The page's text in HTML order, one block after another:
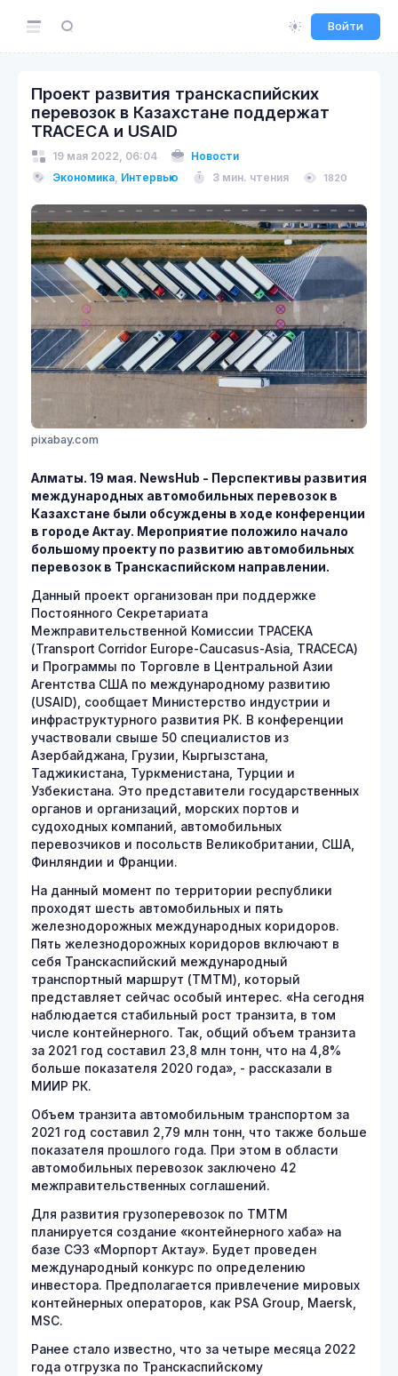
Войти
Проект развития транскаспийских
перевозок в Казахстане поддержат
TRACECA и USAID
19 мая 2022, 06:04
Новости
Экономика, Интервью 3 мин. чтения 1820
pixabay.com
Алматы. 19 мая. NewsHub - Перспективы развития
международных автомобильных перевозок в
Казахстане были обсуждены в ходе конференции
в городе Актау. Мероприятие положило начало
большому проекту по развитию автомобильных
перевозок в Транскаспийском направлении.
Данный проект организован при поддержке
Постоянного Секретариата
Межправительственной Комиссии ТРАСЕКА
(Transport Corridor Europe-Caucasus-Asia, TRACECA)
и Программы по Торговле в Центральной Азии
Агентства США по международному развитию
(USAID), сообщает Министерство индустрии и
инфраструктурного развития РК. В конференции
участвовали свыше 50 специалистов из
Азербайджана, Грузии, Кыргызстана,
Таджикистана, Туркменистана, Турции и
Узбекистана. Это представители государственных
органов и организаций, морских портов и
судоходных компаний, автомобильных
перевозчиков и посольств Великобритании, США,
Финляндии и Франции.
На данный момент по территории республики
проходят шесть автомобильных и пять
железнодорожных международных коридоров.
Пять железнодорожных коридоров включают в
себя Транскаспийский международный
транспортный маршрут (ТМТМ), который
представляет сейчас особый интерес. «На сегодня
наблюдается стабильный рост транзита, в том
числе контейнерного. Так, общий объем транзита
за 2021 год составил 23,8 млн тонн, что на 4,8%
больше показателя 2020 года», - рассказали в
МИИР РК.
Объем транзита автомобильным транспортом за
2021 год составил 2,79 млн тонн, что также больше
показателя прошлого года. При этом в области
автомобильных перевозок заключено 42
межправительственных соглашений.
Для развития грузоперевозок по ТМТМ
планируется создание «контейнерного хаба» на
базе СЭЗ «Морпорт Актау». Будет проведен
международный конкурс по определению
инвестора. Предполагается привлечение мировых
контейнерных операторов, как PSA Group, Maersk,
MSC.
Ранее стало известно, что за четыре месяца 2022
года отгрузка по Транскаспийскому